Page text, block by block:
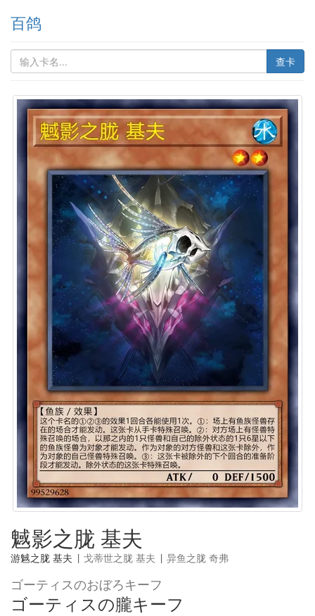
百鸽
查卡
魊影之胧 基夫
游魊之胧 基夫 | 戈蒂世之胧 基夫 | 异鱼之胧 奇弗
ゴーティスのおぼろキーフ
ゴーティスの朧キーフ